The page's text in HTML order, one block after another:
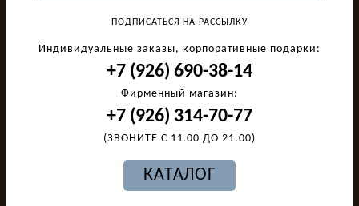
ПОДПИСАТЬСЯ НА РАССЫЛКУ
Индивидуальные заказы, корпоративные подарки:
+7 (926) 690-38-14
Фирменный магазин:
+7 (926) 314-70-77
(ЗВОНИТЕ С 11.00 ДО 21.00)
КАТАЛОГ